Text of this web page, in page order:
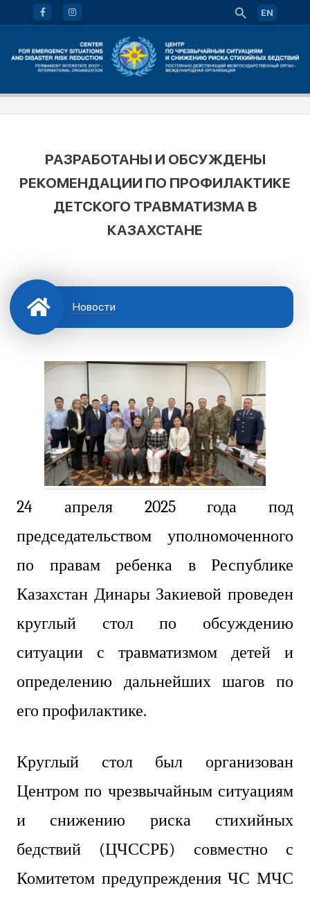
EN
РАЗРАБОТАНЫ И ОБСУЖДЕНЫ
РЕКОМЕНДАЦИИ ПО ПРОФИЛАКТИКЕ
ДЕТСКОГО ТРАВМАТИЗМА В
КАЗАХСТАНЕ
Новости
24 апреля 2025 года под
председательством уполномоченного
по правам ребенка в Республике
Казахстан Динары Закиевой проведен
круглый стол по обсуждению
ситуации с травматизмом детей и
определению дальнейших шагов по
его профилактике.
Круглый стол был организован
Центром по чрезвычайным ситуациям
и снижению риска стихийных
бедствий (ЦЧССРБ) совместно с
Комитетом предупреждения ЧС МЧС